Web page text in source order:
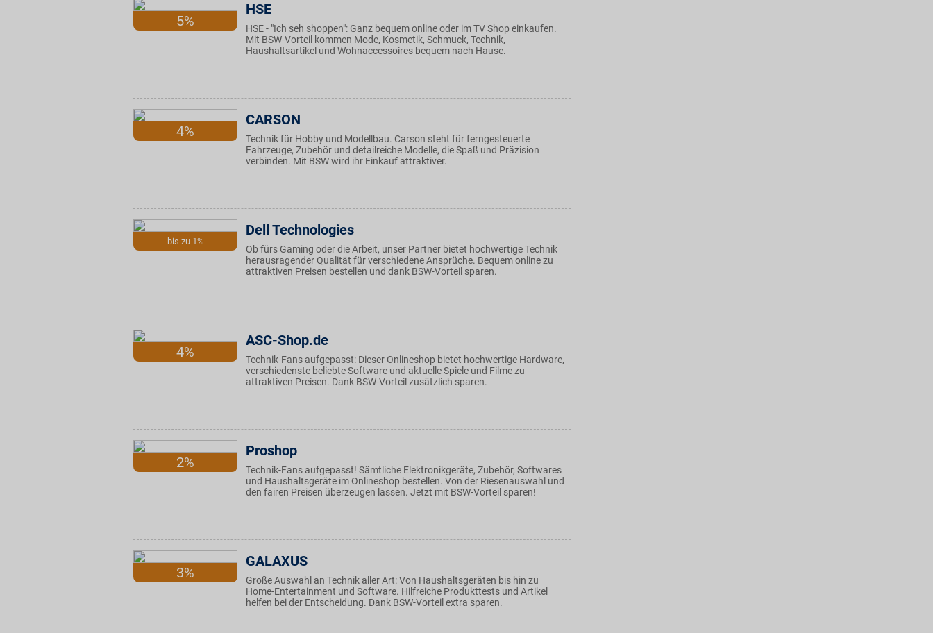
5%
HSE
HSE - "Ich seh shoppen": Ganz bequem online oder im TV Shop einkaufen.
Mit BSW-Vorteil kommen Mode, Kosmetik, Schmuck, Technik,
Haushaltsartikel und Wohnaccessoires bequem nach Hause.
4%
CARSON
Technik für Hobby und Modellbau. Carson steht für ferngesteuerte
Fahrzeuge, Zubehör und detailreiche Modelle, die Spaß und Präzision
verbinden. Mit BSW wird ihr Einkauf attraktiver.
bis zu 1%
Dell Technologies
Ob fürs Gaming oder die Arbeit, unser Partner bietet hochwertige Technik
herausragender Qualität für verschiedene Ansprüche. Bequem online zu
attraktiven Preisen bestellen und dank BSW-Vorteil sparen.
4%
ASC-Shop.de
Technik-Fans aufgepasst: Dieser Onlineshop bietet hochwertige Hardware,
verschiedenste beliebte Software und aktuelle Spiele und Filme zu
attraktiven Preisen. Dank BSW-Vorteil zusätzlich sparen.
2%
Proshop
Technik-Fans aufgepasst! Sämtliche Elektronikgeräte, Zubehör, Softwares
und Haushaltsgeräte im Onlineshop bestellen. Von der Riesenauswahl und
den fairen Preisen überzeugen lassen. Jetzt mit BSW-Vorteil sparen!
3%
GALAXUS
Große Auswahl an Technik aller Art: Von Haushaltsgeräten bis hin zu
Home-Entertainment und Software. Hilfreiche Produkttests und Artikel
helfen bei der Entscheidung. Dank BSW-Vorteil extra sparen.